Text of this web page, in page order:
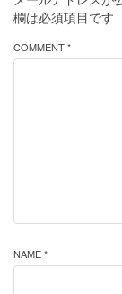
欄は必須項目です
COMMENT *
NAME *